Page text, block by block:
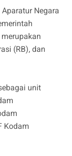
Negara
(RB), dan
unit
Kodam